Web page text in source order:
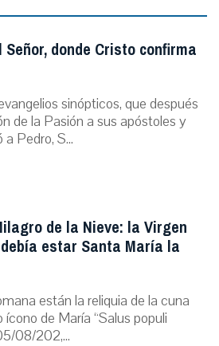
donde Cristo confirma
sinópticos, que después
de la Pasión a sus apóstoles y
Pedro, S...
de la Nieve: la Virgen
estar Santa María la
están la reliquia de la cuna
de María “Salus populi
08/202,...